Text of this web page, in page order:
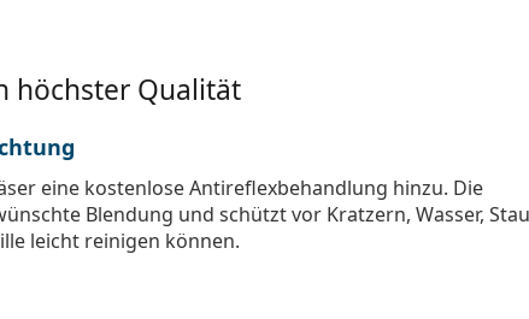
höchster Qualität
eine kostenlose Antireflexbehandlung hinzu. Die
Blendung und schützt vor Kratzern, Wasser,
leicht reinigen können.